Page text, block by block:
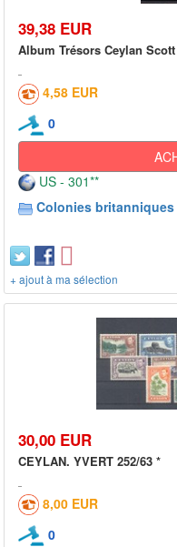
39,38 EUR
Album Trésors Ceylan
4,58 EUR
0
US - 301**
Colonies britanniques
+ ajout à ma sélection
30,00 EUR
CEYLAN. YVERT 252/63 *
8,00 EUR
0